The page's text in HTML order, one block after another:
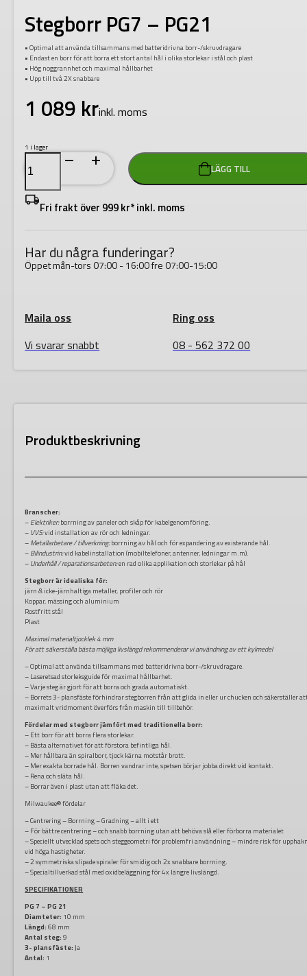
Stegborr PG7 – PG21
• Optimal att använda tillsammans med batteridrivna borr-/skruvdragare
• Endast en borr för att borra ett stort antal hål i olika storlekar i stål och plast
• Hög noggrannhet och maximal hållbarhet
• Upp till två 2X snabbare
1 089 krinkl. moms
1 i lager
Stegborr
PG7
PG21
mängd
LÄGG TILL
Fri frakt över 999 kr* inkl. moms
Har du några funderingar?
Öppet mån-tors 07:00 - 16:00 fre 07:00-15:00
Maila oss
Vi svarar snabbt
Ring oss
08 - 562 372 00
Produktbeskrivning
Branscher:
– Elektriker:borrning av paneler och skåp för kabelgenomföring.
– VVS:vid installation av rör och ledningar.
– Metallarbetare / tillverkning:borrning av hål och för expandering av existerande hål.
– Bilindustrin:vid kabelinstallation (mobiltelefoner, antenner, ledningar m.m).
– Underhåll / reparationsarbeten:en rad olika applikation och storlekar på hål
Stegborr är idealiska för:
järn & icke-järnhaltiga metaller, profiler och rör
Koppar, mässing och aluminium
Rostfritt stål
Plast
Maximal materialtjocklek 4 mm
För att säkerställa bästa möjliga livslängd rekommenderar vi användning av ett kylmedel
– Optimal att använda tillsammans med batteridrivna borr-/skruvdragare.
– Laseretsad storleksguide för maximal hållbarhet.
– Varje steg är gjort för att borra och grada automatiskt.
– Borrets 3- plansfäste förhindrar stegborren från att glida in eller ur chucken och säkerställer
maximalt vridmoment överförs från maskin till tillbehör.
Fördelar med stegborr jämfört med traditionella borr:
– Ett borr för att borra flera storlekar.
– Bästa alternativet för att förstora befintliga hål.
– Mer hållbara än spiralborr, tjock kärna motstår brott.
– Mer exakta borrade hål. Borren vandrar inte, spetsen börjar jobba direkt vid kontakt.
– Rena och släta hål.
– Borrar även i plast utan att fläka det.
Milwaukee® fördelar
– Centrering – Borrning – Gradning – allt i ett
– För bättre centrering – och snabb borrning utan att behöva slå eller förborra materialet
– Speciellt utvecklad spets och steggeometri för problemfri användning – mindre risk för
vid höga hastigheter.
– 2 symmetriska slipade spiraler för smidig och 2x snabbare borrning.
– Specialtillverkad stål med oxidbeläggning för 4x längre livslängd.
SPECIFIKATIONER
PG 7 – PG 21
Diamteter: 10 mm
Längd: 68 mm
Antal steg: 9
3- plansfäste: Ja
Antal: 1